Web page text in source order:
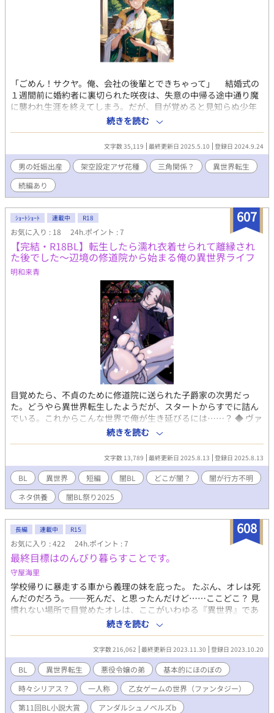
ださい。 投稿ペースは不定期となっています。 この作品の登場人
物は全て18歳以上、成人済みです。
「ごめん！サクヤ。俺、会社の後輩とできちゃって」 結婚式の
１週間前に婚約者に裏切られた咲夜は、失意の中帰る途中通り魔
に襲われ生涯を終えてしまう。だが、目が覚めると見知らぬ少年
になっていた。 そうだサキアは、この大陸の英雄と言われるラー
ス大公の孫ーー。男の身で妊娠出産ができる変わった種だ。 咲夜
の記憶が薄れ、サキアの記憶がはっきりと浮かんできてー。 サキ
アは結婚初夜に愛人の元に行った旦那に失望し、やけ酒を飲んで
いる最中だった。そして咲夜はサキナにかわったことから、サキ
ナは亡くなってしまったのだろう。可哀想なサキナのため、祖父
との約束を果たすため、咲夜は旦那の子を宿す決心をする。 旦
那エドアルドが愛人のノエルと楽しんでいるところにサキナは乗
り込み、愛人の前で寝取ることに成功。妊娠さえすればエドアル
ドに用はない。 だが、行為後のエドアルドの様子がおかしくなり
ーー。 愛人と戦わない正室の話です。タイトルに☆があるときは
エッチな描写が少しあります。
続きを読む
文字数 35,119 最終更新日 2025.5.10 登録日 2024.9.24
男の妊娠出産 架空設定アザ花種 三角関係？
異世界転生
続編あり
607
ｼｮｰﾄｼｮｰﾄ 連載中 R18
お気に入り : 18 24h.ポイント : 7
【完結・R18BL】転生したら濡れ衣着せられて離縁され
た後でした～辺境の修道院から始まる俺の異世界ライフ
明和来青
目覚めたら、不貞のために修道院に送られた子爵家の次男だっ
た。どうやら異世界転生したようだが、スタートからすでに詰ん
でいる。これからこんな世界で俺が生き延びるには……？ ◆ ヴァ
レンタイン（ヴァル）主人公。元は清廉潔白な性格の努力家。不
貞は濡れ衣。アウトローな主人公（新）と入れ替わる。 ◆ 本作は
闇BLアンソロジーの没原稿です。しかし微妙に大団円、全然闇に
なりませんでした。ご了承ください。ちなみに闇BLアンソロジー
に寄稿した作品も闇かどうかは微妙です。ご了承ください。（闇
BLアンソロジーの概要URLはこちら
→https://amzn.to/45habbw） ◆ 全三話。性描写のある話には※
印をつけています。 ◆ 本作は不同意プレイを含みます。苦手な方
はご注意ください。 ◆ 本作は他サイトにも掲載しています。 #闇
BL祭り2025
続きを読む
文字数 13,789 最終更新日 2025.8.13 登録日 2025.8.13
BL 異世界 短編 闇BL どこが闇？
闇が行方不明
ネタ供養
闇BL祭り2025
608
長編 連載中 R15
お気に入り : 422 24h.ポイント : 7
最終目標はのんびり暮らすことです。
守屋海里
学校帰りに暴走する車から義理の妹を庇った。 たぶん、オレは死
んだのだろう。――死んだ、と思ったんだけど……ここどこ？ 見
慣れない場所で目覚めたオレは、ここがいわゆる『異世界』であ
ることに気付いた。 だって、猫耳と尻尾がある女性がオレのこと
を覗き込んでいたから。 そしてここが義妹が遊んでいた乙女ゲー
ムの世界だと理解するのに時間はかからなかった。 『どうか、シ
ェリルを救って欲しい』 なんて言われたけれど、救うってどうす
れば良いんだ？ 悪役令嬢になる予定の姉を救い、いろいろな人た
ちと関わり愛し合されていく話……のつもり。 CPは従者×主人公
です。 ※『悪役令嬢の弟は辺境地でのんびり暮らしたい』を再構
成しました。
続きを読む
文字数 216,062 最終更新日 2023.11.30 登録日 2023.10.20
BL 異世界転生 悪役令嬢の弟
基本的にほのぼの
時々シリアス？
一人称
乙女ゲームの世界（ファンタジー）
第11回BL小説大賞
アンダルシュノベルズb